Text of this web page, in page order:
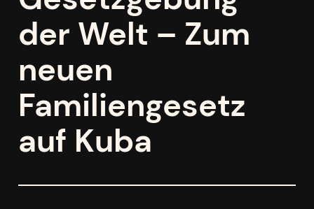
der Welt – Zum
neuen
Familiengesetz
auf Kuba